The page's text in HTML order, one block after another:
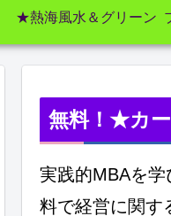
★熱海風水＆グリーン
無料！★カ
実践的MBAを
料で経営に関す